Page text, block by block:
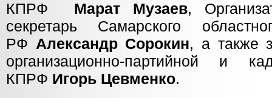
КПРФ Марат Музаев,
секретарь Самарского
РФ Александр Сорокин, а также
организационно-партийной и
КПРФ Игорь Цевменко.